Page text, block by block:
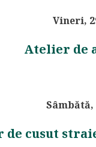
Vineri,
Atelier de
de cusut